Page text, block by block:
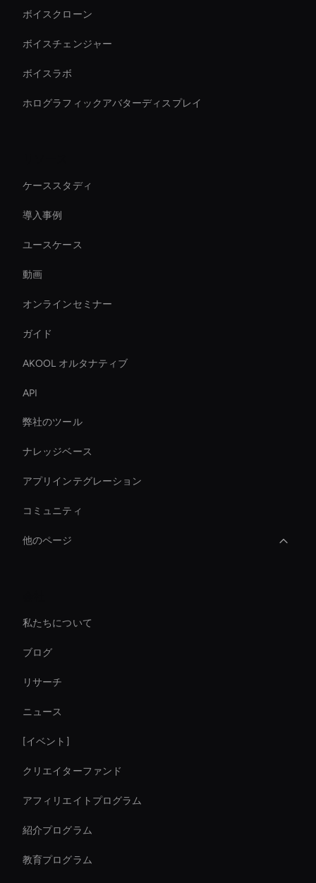
ボイスクローン
ボイスチェンジャー
ボイスラボ
ホログラフィックアバターディスプレイ
ケーススタディ
導入事例
ユースケース
動画
オンラインセミナー
ガイド
AKOOL オルタナティブ
API
弊社のツール
ナレッジベース
アプリインテグレーション
コミュニティ
他のページ
Ai-Powered Digital Assistant
Interactive Product Demo Ai
Video Conferencing Ai
Smart Ai Avatar
Ai Avatar In Retail
Entertainment Ai Avatar
私たちについて
ブログ
リサーチ
ニュース
[イベント]
クリエイターファンド
アフィリエイトプログラム
紹介プログラム
教育プログラム